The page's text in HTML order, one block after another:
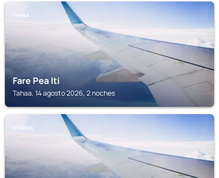
TAHAA
Fare Pea Iti
Tahaa, 14 agosto 2026, 2 noches
UTUROA